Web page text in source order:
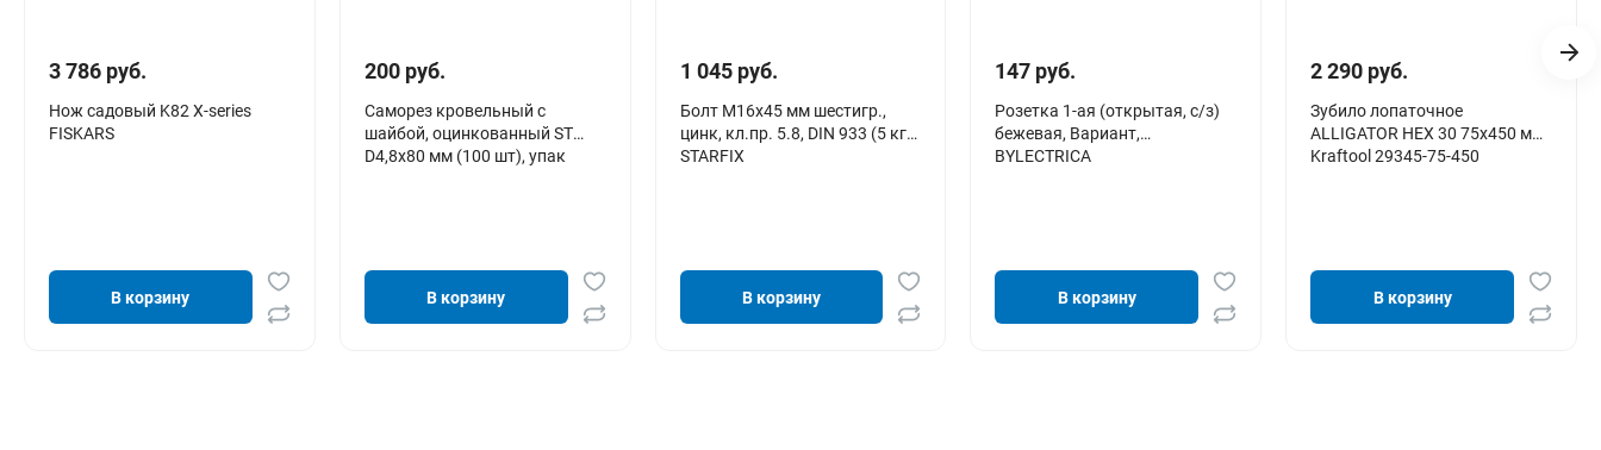
3 786 руб.
Нож садовый K82 X-series
FISKARS
В корзину
200 руб.
Cаморез кровельный с
шайбой, оцинкованный ST
D4,8х80 мм (100 шт), упак
В корзину
1 045 руб.
Болт М16х45 мм шестигр.,
цинк, кл.пр. 5.8, DIN 933 (5 кг)
STARFIX
В корзину
147 руб.
Розетка 1-ая (открытая, с/з)
бежевая, Вариант,
BYLECTRICA
В корзину
2 290 руб.
Зубило лопаточное
ALLIGATOR HEX 30 75х450 мм
Kraftool 29345-75-450
В корзину